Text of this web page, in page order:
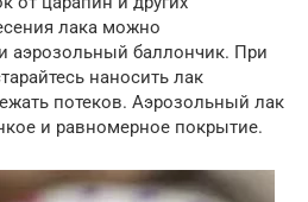
лака можно
аэрозольный баллончик. При
наносить лак
потеков. Аэрозольный лак
и равномерное покрытие.